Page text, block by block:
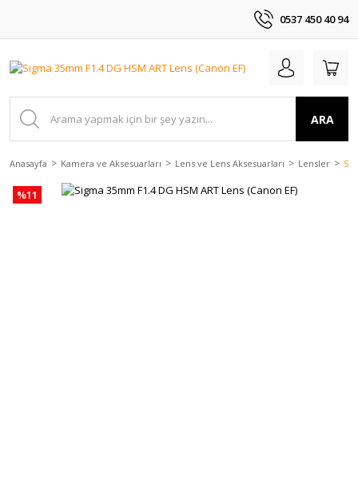
0537 450 40 94
ARA
Anasayfa Kamera ve Aksesuarları Lens ve Lens Aksesuarları Lensler
%11